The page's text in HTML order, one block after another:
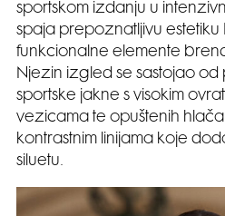
sportskom izdanju u
spaja prepoznatljivu estetiku
funkcionalne elemente
Njezin izgled se sastojao
sportske jakne s visokim
vezicama te opuštenih
kontrastnim linijama koje
siluetu.